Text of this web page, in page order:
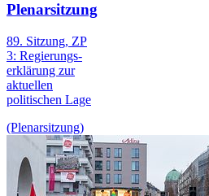
Plenarsitzung
89. Sitzung, ZP
3: Regierungs­
erklärung zur
aktuellen
politischen Lage
(Plenarsitzung)